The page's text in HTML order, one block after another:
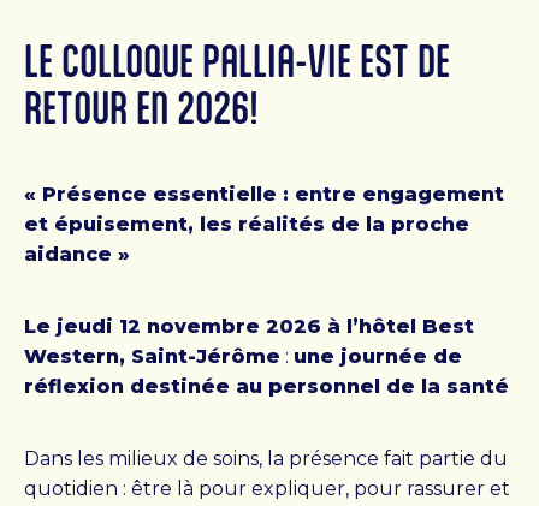
Conseil d’administration
Où vont vos dons
L’impact de vos dons
Devenir bénévole
Organiser un événement
PALLIA-VIE
LE COLLOQUE PALLIA-VIE EST DE
RETOUR EN 2026!
« Présence essentielle : entre engagement
et épuisement, les réalités de la proche
aidance »
Le jeudi 12 novembre 2026 à l’hôtel Best
Western, Saint-Jérôme : une journée de
réflexion destinée au personnel de la santé
Dans les milieux de soins, la présence fait partie du
quotidien : être là pour expliquer, pour rassurer et